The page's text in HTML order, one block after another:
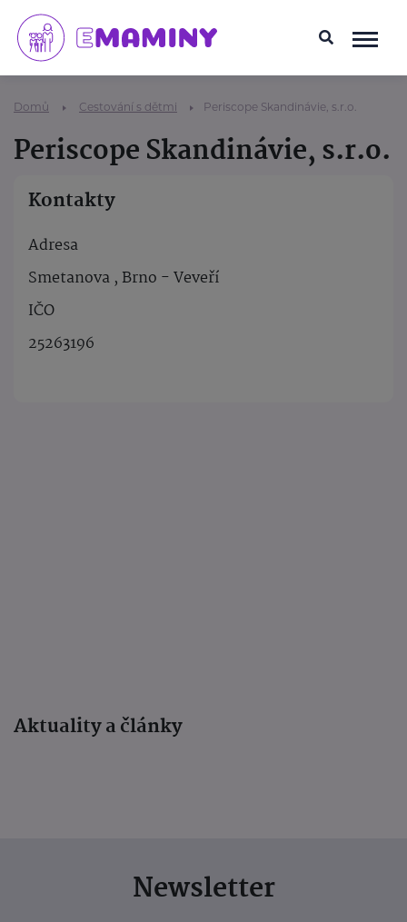
Domů Cestování s dětmi Periscope Skandinávie, s.r.o.
Periscope Skandinávie, s.r.o.
Kontakty
Adresa
Smetanova , Brno - Veveří
IČO
25263196
Aktuality a články
Newsletter